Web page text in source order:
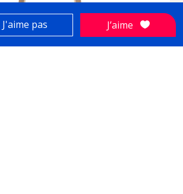
J'aime pas J’aime 